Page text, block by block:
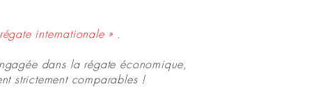
internationale » .
dans la régate économique,
strictement comparables !